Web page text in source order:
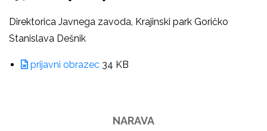
Direktorica Javnega zavoda, Krajinski park Goričko
Stanislava Dešnik
prijavni obrazec 34 KB
NARAVA